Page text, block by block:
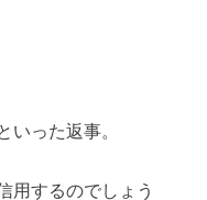
いった返事。
用するのでしょう